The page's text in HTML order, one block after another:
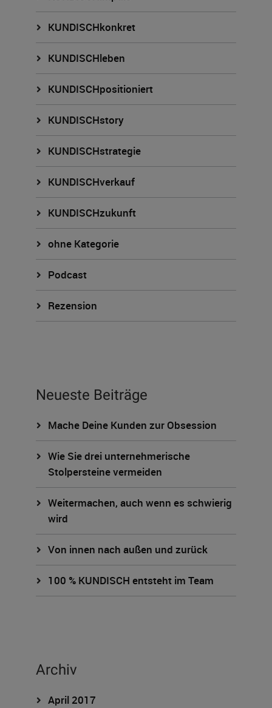
KUNDISCHkonkret
KUNDISCHleben
KUNDISCHpositioniert
KUNDISCHstory
KUNDISCHstrategie
KUNDISCHverkauf
KUNDISCHzukunft
ohne Kategorie
Podcast
Rezension
Neueste Beiträge
Mache Deine Kunden zur Obsession
Wie Sie drei unternehmerische
Stolpersteine vermeiden
Weitermachen, auch wenn es schwierig
wird
Von innen nach außen und zurück
100 % KUNDISCH entsteht im Team
Archiv
April 2017